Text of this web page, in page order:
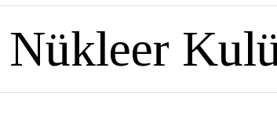
Nükleer